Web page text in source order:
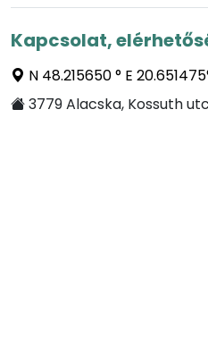
Kapcsolat,
N 48.215650 ° E
3779 Alacska, Kossuth